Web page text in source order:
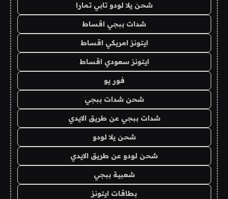
شحن يلا لودو تابي تمارا
شدات ببجي اقساط
ايتونز امريكي اقساط
ايتونز سعودي اقساط
فور يو
شحن شدات ببجي
شدات ببجي عن طريق الايدي
شحن يلا لودو
شحن لودو عن طريق الايدي
شعبية ببجي
بطاقات ايتونز